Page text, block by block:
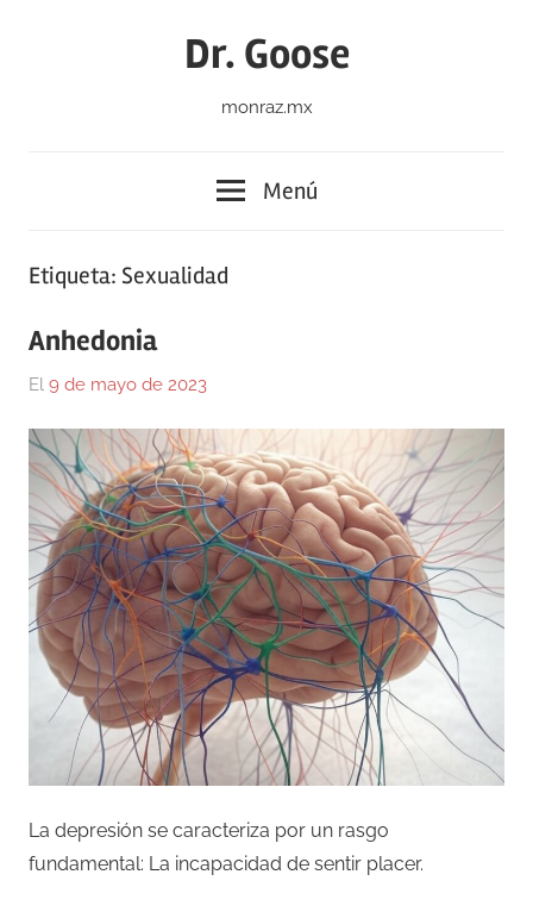
Dr. Goose
monraz.mx
Menú
Etiqueta: Sexualidad
Anhedonia
El 9 de mayo de 2023
Monraz
La depresión se caracteriza por un rasgo
fundamental: La incapacidad de sentir placer.